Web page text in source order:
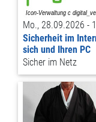
Mo., 28.09.2026 -
Sicherheit im
sich und Ihren PC
Sicher im Netz